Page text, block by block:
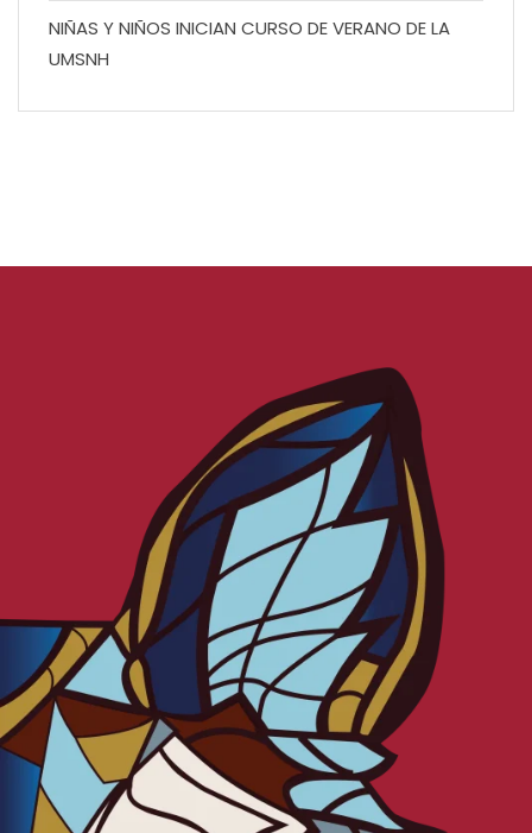
NIÑAS Y NIÑOS INICIAN CURSO DE VERANO DE LA
UMSNH